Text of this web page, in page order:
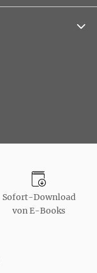
Sofort-Download
von E-Books